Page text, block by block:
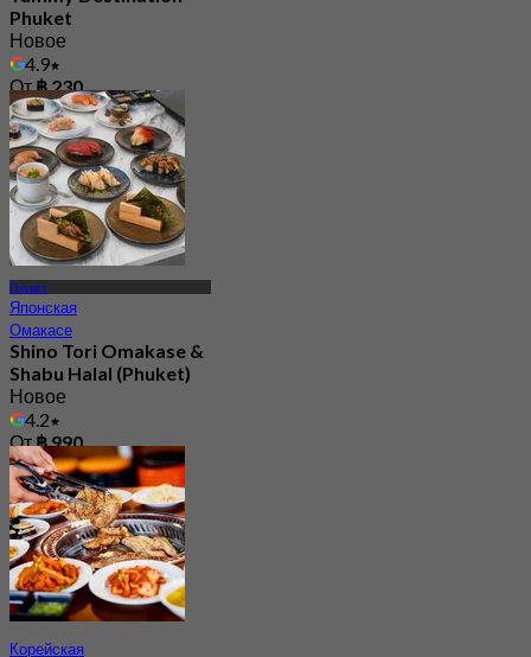
Phuket
Новое
4.9
От฿ 230
Пхукет
Японская
Омакасе
Shino Tori Omakase &
Shabu Halal (Phuket)
Новое
4.2
От฿ 990
Корейская